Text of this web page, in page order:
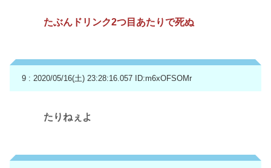
たぶんドリンク2つ目あたりで死ぬ
9 : 2020/05/16(土) 23:28:16.057 ID:m6xOFSOMr
たりねぇよ